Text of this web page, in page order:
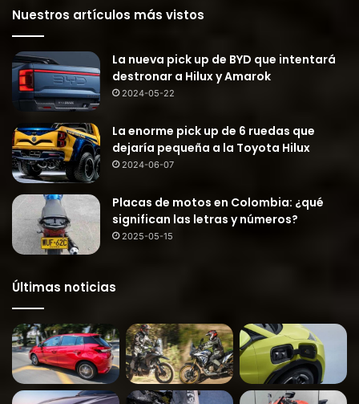
Nuestros artículos más vistos
La nueva pick up de BYD que intentará
destronar a Hilux y Amarok
2024-05-22
La enorme pick up de 6 ruedas que
dejaría pequeña a la Toyota Hilux
2024-06-07
Placas de motos en Colombia: ¿qué
significan las letras y números?
2025-05-15
Últimas noticias